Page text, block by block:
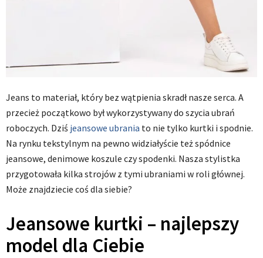
Jeans to materiał, który bez wątpienia skradł nasze serca. A
przecież początkowo był wykorzystywany do szycia ubrań
roboczych. Dziś jeansowe ubrania to nie tylko kurtki i spodnie.
Na rynku tekstylnym na pewno widziałyście też spódnice
jeansowe, denimowe koszule czy spodenki. Nasza stylistka
przygotowała kilka strojów z tymi ubraniami w roli głównej.
Może znajdziecie coś dla siebie?
Jeansowe kurtki – najlepszy
model dla Ciebie